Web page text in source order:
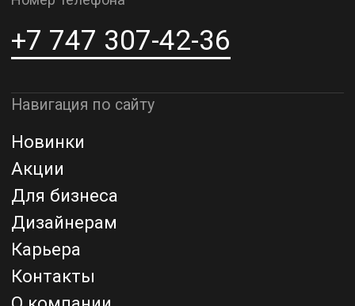
г. Астана, ул. Мангилик Ел. д.21
Благодарим за внимание к Lamper.kz.
До встречи в ваших будущих
Политика конфиденциальности